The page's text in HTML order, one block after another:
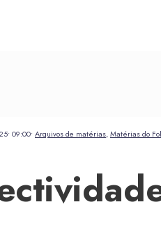
• 09:00• Arquivos de matérias,Matérias do